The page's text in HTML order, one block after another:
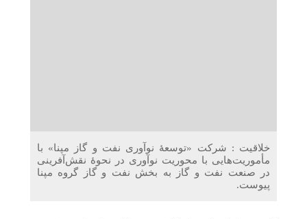
خلاقیت : شرکت «توسعۀ نوآوری نفت و گاز مپنا» با
مأموریت‌هایی با محوریت نوآوری در نحوۀ نقش‌آفرینی
در صنعت نفت و گاز به بخش نفت و گاز گروه مپنا
پیوست.